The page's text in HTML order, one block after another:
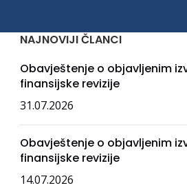
NAJNOVIJI ČLANCI
Obavještenje o objavljenim
finansijske revizije
31.07.2026
Obavještenje o objavljenim
finansijske revizije
14.07.2026